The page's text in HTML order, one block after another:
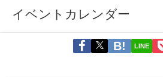
イベントカレンダー
LINE
04:00